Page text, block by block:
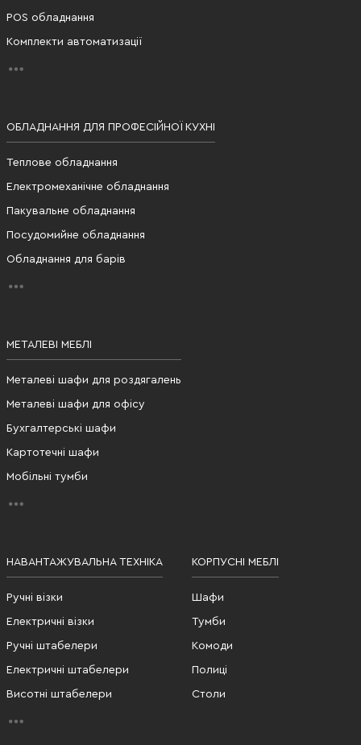
POS обладнання
Комплекти автоматизації
ОБЛАДНАННЯ ДЛЯ ПРОФЕСІЙНОЇ КУХНІ
Теплове обладнання
Електромеханічне обладнання
Пакувальне обладнання
Посудомийне обладнання
Обладнання для барів
МЕТАЛЕВІ МЕБЛІ
Металеві шафи для роздягалень
Металеві шафи для офісу
Бухгалтерські шафи
Картотечні шафи
Мобільні тумби
НАВАНТАЖУВАЛЬНА ТЕХНІКА
Ручні візки
Електричні візки
Ручні штабелери
Електричні штабелери
Висотні штабелери
КОРПУСНІ МЕБЛІ
Шафи
Тумби
Комоди
Полиці
Столи